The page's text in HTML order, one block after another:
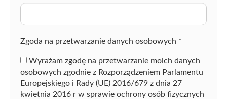
Zgoda na przetwarzanie danych osobowych *
Wyrażam zgodę na przetwarzanie moich danych
osobowych zgodnie z Rozporządzeniem Parlamentu
Europejskiego i Rady (UE) 2016/679 z dnia 27
kwietnia 2016 r w sprawie ochrony osób fizycznych